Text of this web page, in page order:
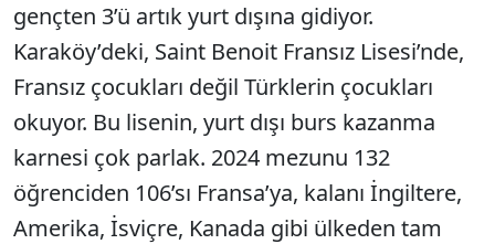
gençten 3’ü artık yurt dışına gidiyor.
Karaköy’deki, Saint Benoit Fransız Lisesi’nde,
Fransız çocukları değil Türklerin çocukları
okuyor. Bu lisenin, yurt dışı burs kazanma
karnesi çok parlak. 2024 mezunu 132
öğrenciden 106’sı Fransa’ya, kalanı İngiltere,
Amerika, İsviçre, Kanada gibi ülkeden tam